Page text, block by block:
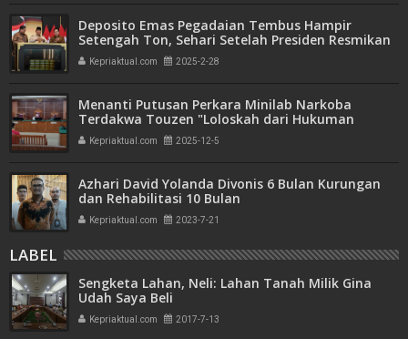
Deposito Emas Pegadaian Tembus Hampir
Setengah Ton, Sehari Setelah Presiden Resmikan
Bank Emas
Kepriaktual.com 2025-2-28
Menanti Putusan Perkara Minilab Narkoba
Terdakwa Touzen "Loloskah dari Hukuman
Seumur Hidup atau Mati"
Kepriaktual.com 2025-12-5
Azhari David Yolanda Divonis 6 Bulan Kurungan
dan Rehabilitasi 10 Bulan
Kepriaktual.com 2023-7-21
LABEL
Sengketa Lahan, Neli: Lahan Tanah Milik Gina
Udah Saya Beli
Kepriaktual.com 2017-7-13